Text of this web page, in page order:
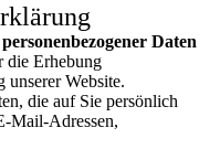
Daten
die Erhebung
unserer Website.
die auf Sie persönlich
Mail-Adressen,